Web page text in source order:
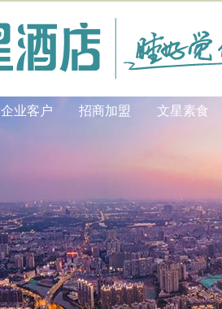
企业客户 招商加盟 文星素食